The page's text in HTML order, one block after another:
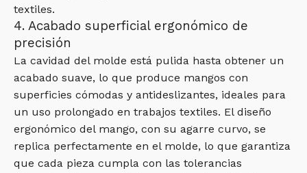
textiles.
4. Acabado superficial ergonómico de
precisión
La cavidad del molde está pulida hasta obtener un
acabado suave, lo que produce mangos con
superficies cómodas y antideslizantes, ideales para
un uso prolongado en trabajos textiles. El diseño
ergonómico del mango, con su agarre curvo, se
replica perfectamente en el molde, lo que garantiza
que cada pieza cumpla con las tolerancias